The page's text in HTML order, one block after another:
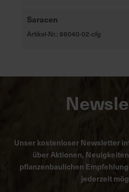
Saracen
Artikel-Nr.: 66040-02-cfg
Unser kostenloser Newsletter
über Aktionen,
pflanzenbaulichen
jederzeit